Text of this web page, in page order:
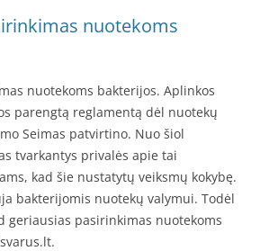
nuotekoms
nuotekoms bakterijos. Aplinkos
parengtą reglamentą dėl nuotekų
Seimas patvirtino. Nuo šiol
tvarkantys privalės apie tai
kad šie nustatytų veiksmų kokybę.
bakterijomis nuotekų valymui. Todėl
geriausias pasirinkimas nuotekoms